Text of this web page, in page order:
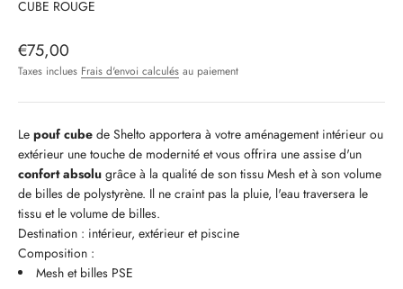
CUBE ROUGE
Prix de vente
€75,00
Taxes inclues Frais d'envoi calculés au paiement
Le pouf cube de Shelto apportera à votre aménagement intérieur ou
extérieur une touche de modernité et vous offrira une assise d'un
confort absolu grâce à la qualité de son tissu Mesh et à son volume
de billes de polystyrène. Il ne craint pas la pluie, l'eau traversera le
tissu et le volume de billes.
Destination : intérieur, extérieur et piscine
Composition :
Mesh et billes PSE